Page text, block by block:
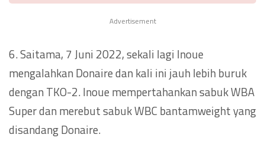
Advertisement
6. Saitama, 7 Juni 2022, sekali lagi Inoue
mengalahkan Donaire dan kali ini jauh lebih buruk
dengan TKO-2. Inoue mempertahankan sabuk WBA
Super dan merebut sabuk WBC bantamweight yang
disandang Donaire.